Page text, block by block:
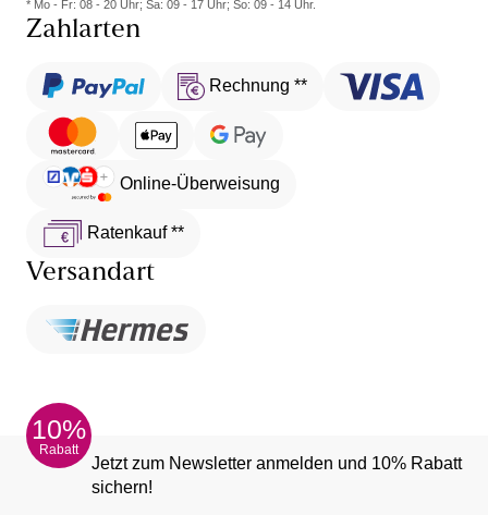
* Mo - Fr: 08 - 20 Uhr; Sa: 09 - 17 Uhr; So: 09 - 14 Uhr.
Zahlarten
Rechnung **
Online-Überweisung
Ratenkauf **
Versandart
10%
Rabatt
Jetzt zum Newsletter anmelden und 10% Rabatt
sichern!